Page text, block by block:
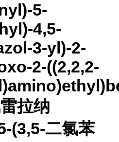
5-
4,5-
3-yl)-2-
2-((2,2,2-
拉纳
(3,5-二氯苯